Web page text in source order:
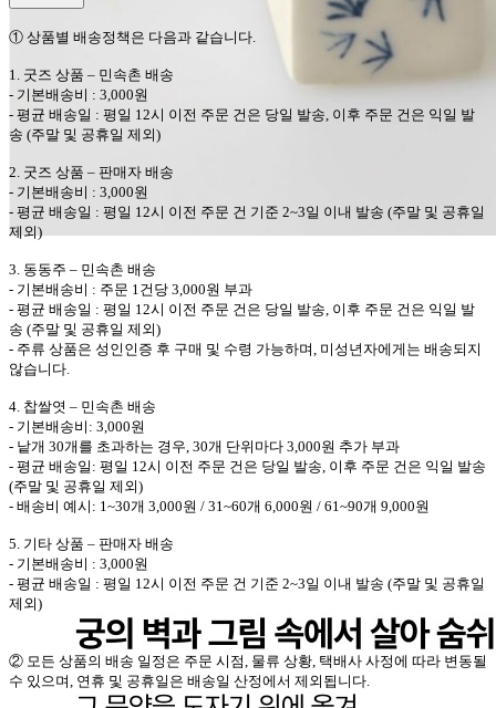
① 상품별 배송정책은 다음과 같습니다
1. 굿즈 상품 – 민속촌 배송
- 기본배송비 : 3,000원
- 평균 배송일 : 평일 12시 이전 주문 건은 당일 발송 이후 주문 건은 익일 발
송 (주말 및 공휴일 제외)
2. 굿즈 상품 – 판매자 배송
- 기본배송비 : 3,000원
- 평균 배송일 : 평일 12시 이전 주문 건 기준 2~3일 이내 발송 (주말 및 공휴일
제외)
3. 동동주 – 민속촌 배송
- 기본배송비 : 주문 1 건당 3,000원 부과
- 평균 배송일 : 평일 12시 이전 주문 건은 당일 발송 이후 주문 건은 익일 발
송 (주말 및 공휴일 제외)
- 주류 상품은 성인인증 후 구매 및 수령 가능하며 미성년자에게는 배송되지
않습니다
4. 찹쌀엿 – 민속촌 배송
- 기본배송비 : 3,000원
- 낱개 30개를 초과하는 경우 , 30개 단위마다 3,000원 추가 부과
- 평균 배송일 : 평일 12시 이전 주문 건은 당일 발송 이후 주문 건은 익일 발송
(주말 및 공휴일 제외)
- 배송비 예시 : 1~30개 3,000원 / 31~60개 6,000원 / 61~90개 9,000원
5. 기타 상품 – 판매자 배송
- 기본배송비 : 3,000원
- 평균 배송일 : 평일 12시 이전 주문 건 기준 2~3일 이내 발송 (주말 및 공휴일
제외)
② 모든 상품의 배송 일정은 주문 시점 물류 상황 택배사 사정에 따라 변동될
수 있으며 연휴 및 공휴일은 배송일 산정에서 제외됩니다